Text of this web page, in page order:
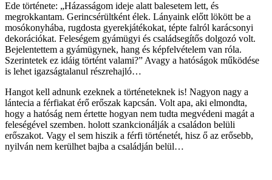
Ede története: „Házasságom ideje alatt balesetem lett, és
megrokkantam. Gerincsérültként élek. Lányaink előtt lökött be a
mosókonyhába, rugdosta gyerekjátékokat, tépte falról karácsonyi
dekorációkat. Feleségem gyámügyi és családsegítős dolgozó volt.
Bejelentettem a gyámügynek, hang és képfelvételem van róla.
Szerintetek ez idáig történt valami?” Avagy a hatóságok működése
is lehet igazságtalanul részrehajló…
Hangot kell adnunk ezeknek a történeteknek is! Nagyon nagy a
lántecia a férfiakat érő erőszak kapcsán. Volt apa, aki elmondta,
hogy a hatóság nem értette hogyan nem tudta megvédeni magát a
feleségével szemben. holott szankcionálják a családon belüli
erőszakot. Vagy el sem hiszik a férfi történetét, hisz ő az erősebb,
nyilván nem kerülhet bajba a családján belül…